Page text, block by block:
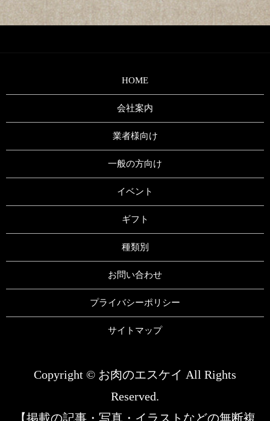
HOME
会社案内
業者様向け
一般の方向け
イベント
ギフト
種類別
お問い合わせ
プライバシーポリシー
サイトマップ
Copyright © お肉のエスケイ All Rights
Reserved.
【掲載の記事・写真・イラストなどの無断複